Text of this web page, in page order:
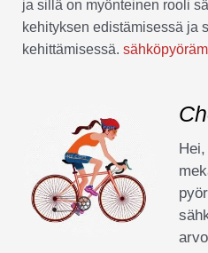
ja sillä on myönteinen rooli
kehityksen edistämisessä ja
kehittämisessä.